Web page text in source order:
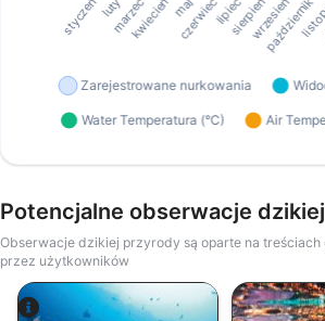
Potencjalne obserwacje
Obserwacje dzikiej przyrody są oparte na treściach
przez użytkowników